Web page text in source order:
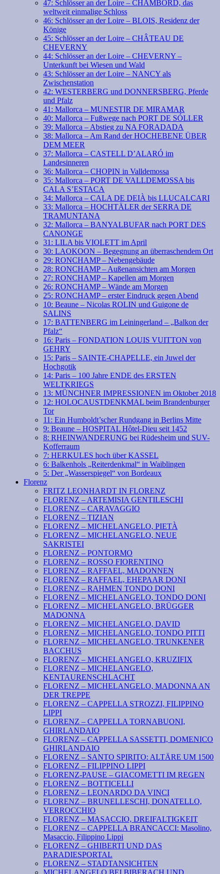
47: Schlösser an der Loire – CHAMBORD, das
weltweit einmalige Schloss
46: Schlösser an der Loire – BLOIS, Residenz der
Könige
45: Schlösser an der Loire – CHÂTEAU DE
CHEVERNY
44: Schlösser an der Loire – CHEVERNY –
Unterkunft bei Wiesen und Wald
43: Schlösser an der Loire – NANCY als
Zwischenstation
42: WESTERBERG und DONNERSBERG, Pferde
und Pfalz
41: Mallorca – MUNESTIR DE MIRAMAR
40: Mallorca – Fußwege nach PORT DE SÓLLER
39: Mallorca – Abstieg zu NA FORADADA
38: Mallorca – Am Rand der HOCHEBENE ÜBER
DEM MEER
37: Mallorca – CASTELL D’ALARÓ im
Landesinneren
36: Mallorca – CHOPIN in Valldemossa
35: Mallorca – PORT DE VALLDEMOSSA bis
CALA S’ESTACA
34: Mallorca – CALA DE DEIÀ bis LLUCALCARI
33: Mallorca – HOCHTÄLER der SERRA DE
TRAMUNTANA
32: Mallorca – BANYALBUFAR nach PORT DES
CANONGE
31: LILA bis VIOLETT im April
30: LAOKOON – Begegnung an überraschendem Ort
29: RONCHAMP – Nebengebäude
28: RONCHAMP – Außenansichten am Morgen
27: RONCHAMP – Kapellen am Morgen
26: RONCHAMP – Wände am Morgen
25: RONCHAMP – erster Eindruck gegen Abend
10: Beaune – Nicolas ROLIN und Guigone de
SALINS
17: BATTENBERG im Leiningerland – „Balkon der
Pfalz“
16: Paris – FONDATION LOUIS VUITTON von
GEHRY
15: Paris – SAINTE-CHAPELLE, ein Juwel der
Hochgotik
14: Paris – 100 Jahre ENDE des ERSTEN
WELTKRIEGS
13: MÜNCHNER IMPRESSIONEN im Oktober 2018
12: HOLOCAUSTDENKMAL beim Brandenburger
Tor
11: Ein Humboldt’scher Rundgang in Berlins Mitte
9: Beaune – HOSPITAL Hôtel-Dieu seit 1452
8: RHEINWANDERUNG bei Rüdesheim und SUV-
Kofferraum
7: HERKULES hoch über KASSEL
6: Balkenhols „Reiterdenkmal“ in Waiblingen
5: Der „Wasserspiegel“ von Bordeaux
Florenz
FRITZ LEONHARDT IN FLORENZ
FLORENZ – ARTEMISIA GENTILESCHI
FLORENZ – CARAVAGGIO
FLORENZ – TIZIAN
FLORENZ – MICHELANGELO, PIETÀ
FLORENZ – MICHELANGELO, NEUE
SAKRISTEI
FLORENZ – PONTORMO
FLORENZ – ROSSO FIORENTINO
FLORENZ – RAFFAEL, MADONNEN
FLORENZ – RAFFAEL, EHEPAAR DONI
FLORENZ – RAHMEN TONDO DONI
FLORENZ – MICHELANGELO, TONDO DONI
FLORENZ – MICHELANGELO, BRÜGGER
MADONNA
FLORENZ – MICHELANGELO, DAVID
FLORENZ – MICHELANGELO, TONDO PITTI
FLORENZ – MICHELANGELO, TRUNKENER
BACCHUS
FLORENZ – MICHELANGELO, KRUZIFIX
FLORENZ – MICHELANGELO,
KENTAURENSCHLACHT
FLORENZ – MICHELANGELO, MADONNA AN
DER TREPPE
FLORENZ – CAPPELLA STROZZI, FILIPPINO
LIPPI
FLORENZ – CAPPELLA TORNABUONI,
GHIRLANDAIO
FLORENZ – CAPPELLA SASSETTI, DOMENICO
GHIRLANDAIO
FLORENZ – SANTO SPIRITO: ALTÄRE UM 1500
FLORENZ – FILIPPINO LIPPI
FLORENZ-PAUSE – GIACOMETTI IM REGEN
FLORENZ – BOTTICELLI
FLORENZ – LEONARDO DA VINCI
FLORENZ – BRUNELLESCHI, DONATELLO,
VERROCCHIO
FLORENZ – MASACCIO, DREIFALTIGKEIT
FLORENZ – CAPPELLA BRANCACCI: Masolino,
Masaccio, Filippino Lippi
FLORENZ – GHIBERTI UND DAS
PARADIESPORTAL
FLORENZ – STADTANSICHTEN
MICHELANGELO BEI BIBERACH UND